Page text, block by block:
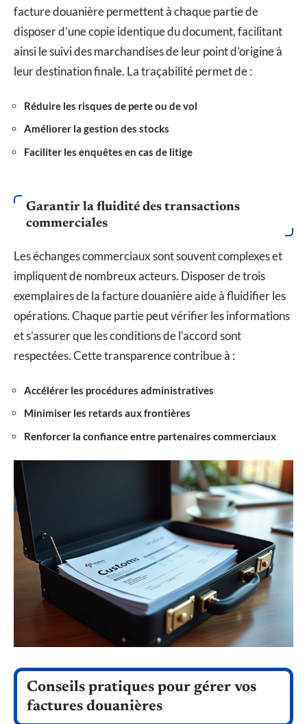
facture douanière permettent à chaque partie de
disposer d’une copie identique du document, facilitant
ainsi le suivi des marchandises de leur point d’origine à
leur destination finale. La traçabilité permet de :
Réduire les risques de perte ou de vol
Améliorer la gestion des stocks
Faciliter les enquêtes en cas de litige
Garantir la fluidité des transactions
commerciales
Les échanges commerciaux sont souvent complexes et
impliquent de nombreux acteurs. Disposer de trois
exemplaires de la facture douanière aide à fluidifier les
opérations. Chaque partie peut vérifier les informations
et s’assurer que les conditions de l’accord sont
respectées. Cette transparence contribue à :
Accélérer les procédures administratives
Minimiser les retards aux frontières
Renforcer la confiance entre partenaires commerciaux
Conseils pratiques pour gérer vos
factures douanières